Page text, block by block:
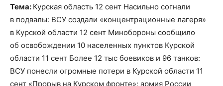
Тема: Курская область 12 сент Насильно согнали
в подвалы: ВСУ создали «концентрационные лагеря»
в Курской области 12 сент Минобороны сообщило
об освобождении 10 населенных пунктов Курской
области 11 сент Более 12 тыс боевиков и 96 танков:
ВСУ понесли огромные потери в Курской области 11
сент «Прорыв на Курском фронте»: армия России